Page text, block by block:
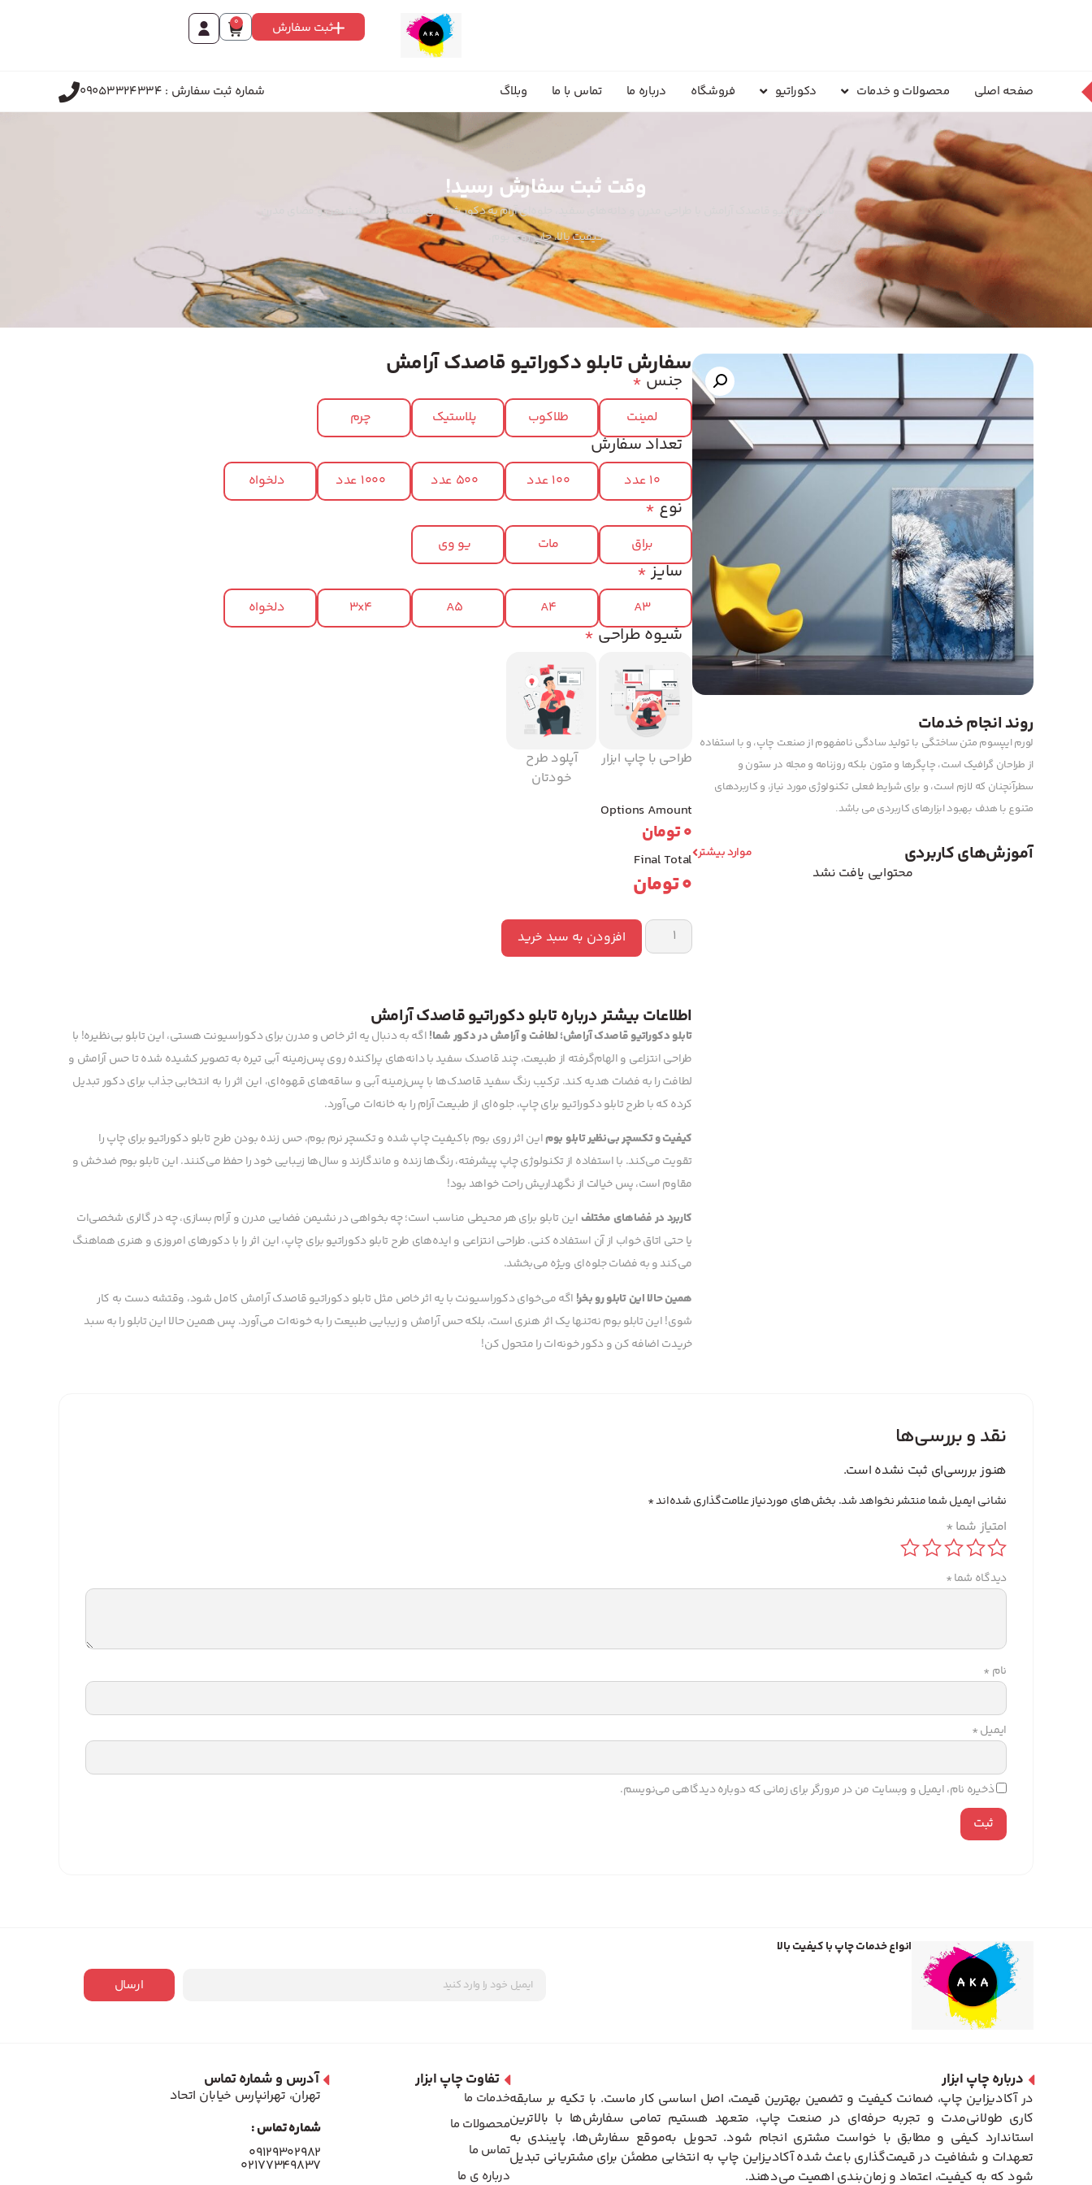
ثبت سفارش 0
صفحه اصلی محصولات و خدمات دکوراتیو فروشگاه درباره ما تماس با ما وبلاگ شماره ثبت سفارش : 09053324334
وقت ثبت سفارش رسید!
تابلو دکوراتیو قاصدک آرامش با طراحی مدرن و دانه‌های سفید، جلوه‌ای آرام به دکور شما می‌بخشد. مناسب نشیمن و فضای مدرن.
کیفیت بالا، چاپ روی بوم.
روند انجام خدمات
لورم ایپسوم متن ساختگی با تولید سادگی نامفهوم از صنعت چاپ، و با استفاده
از طراحان گرافیک است، چاپگرها و متون بلکه روزنامه و مجله در ستون و
سطرآنچنان که لازم است، و برای شرایط فعلی تکنولوژی مورد نیاز، و کاربردهای
متنوع با هدف بهبود ابزارهای کاربردی می باشد.
آموزش‌های کاربردی موارد بیشتر
محتوایی یافت نشد
سفارش تابلو دکوراتیو قاصدک آرامش
* جنس
لمینت طلاکوب پلاستیک چرم
تعداد سفارش
10 عدد 100 عدد 500 عدد 1000 عدد دلخواه
*نوع
براق مات یو وی
*سایز
A3
A4
A5
3x4 دلخواه
*شیوه طراحی
طراحی با چاپ ابزار
آپلود طرح
خودتان
Options Amount
0تومان
Final Total
0تومان
افزودن به سبد خرید
اطلاعات بیشتر درباره تابلو دکوراتیو قاصدک آرامش
تابلو دکوراتیو قاصدک آرامش؛ لطافت و آرامش در دکور شما!اگه به دنبال یه اثر خاص و مدرن برای دکوراسیونت هستی، این تابلو بی‌نظیره! با
طراحی انتزاعی و الهام‌گرفته از طبیعت، چند قاصدک سفید با دانه‌های پراکنده روی پس‌زمینه آبی تیره به تصویر کشیده شده تا حس آرامش و
لطافت را به فضات هدیه کند. ترکیب رنگ سفید قاصدک‌ها با پس‌زمینه آبی و ساقه‌های قهوه‌ای، این اثر را به انتخابی جذاب برای دکور تبدیل
کرده که با طرح تابلو دکوراتیو برای چاپ، جلوه‌ای از طبیعت آرام را به خانه‌ات می‌آورد.
کیفیت و تکسچر بی‌نظیر تابلو بوماین اثر روی بوم باکیفیت چاپ شده و تکسچر نرم بوم، حس زنده بودن طرح تابلو دکوراتیو برای چاپ را
تقویت می‌کند. با استفاده از تکنولوژی چاپ پیشرفته، رنگ‌ها زنده و ماندگارند و سال‌ها زیبایی خود را حفظ می‌کنند. این تابلو بوم ضدخش و
مقاوم است، پس خیالت از نگهداریش راحت خواهد بود!
کاربرد در فضاهای مختلف این تابلو برای هر محیطی مناسب است؛ چه بخواهی در نشیمن فضایی مدرن و آرام بسازی، چه در گالری شخصی‌ات
یا حتی اتاق خواب از آن استفاده کنی. طراحی انتزاعی و ایده‌های طرح تابلو دکوراتیو برای چاپ، این اثر را با دکورهای امروزی و هنری هماهنگ
می‌کند و به فضات جلوه‌ای ویژه می‌بخشد.
همین حالا این تابلو رو بخر! اگه می‌خوای دکوراسیونت با یه اثر خاص مثل تابلو دکوراتیو قاصدک آرامش کامل شود، وقتشه دست به کار
شوی! این تابلو بوم نه‌تنها یک اثر هنری است، بلکه حس آرامش و زیبایی طبیعت را به خونه‌ات می‌آورد. پس همین حالا این تابلو را به سبد
خریدت اضافه کن و دکور خونه‌ات را متحول کن!
نقد و بررسی‌ها
هنوز بررسی‌ای ثبت نشده است.
نشانی ایمیل شما منتشر نخواهد شد. بخش‌های موردنیاز علامت‌گذاری شده‌اند*
امتیاز شما *
دیدگاه شما*
نام *
ایمیل*
ذخیره نام، ایمیل و وبسایت من در مرورگر برای زمانی که دوباره دیدگاهی می‌نویسم.
انواع خدمات چاپ با کیفیت بالا
ارسال
درباره چاپ ابزار
در آکادیزاین چاپ، ضمانت کیفیت و تضمین بهترین قیمت، اصل اساسی کار ماست. با تکیه بر سابقه
کاری طولانی‌مدت و تجربه حرفه‌ای در صنعت چاپ، متعهد هستیم تمامی سفارش‌ها با بالاترین
استاندارد کیفی و مطابق با خواست مشتری انجام شود. تحویل به‌موقع سفارش‌ها، پایبندی به
تعهدات و شفافیت در قیمت‌گذاری باعث شده آکادیزاین چاپ به انتخابی مطمئن برای مشتریانی تبدیل
شود که به کیفیت، اعتماد و زمان‌بندی اهمیت می‌دهند.
تفاوت چاپ ابزار
خدمات ما
محصولات ما
تماس ما
درباره ی ما
آدرس و شماره تماس
تهران، تهرانپارس خیابان اتحاد
شماره تماس :
۰۹۱۲۹۳۰۲۹۸۲
۰۲۱۷۷۳۴۹۸۳۷